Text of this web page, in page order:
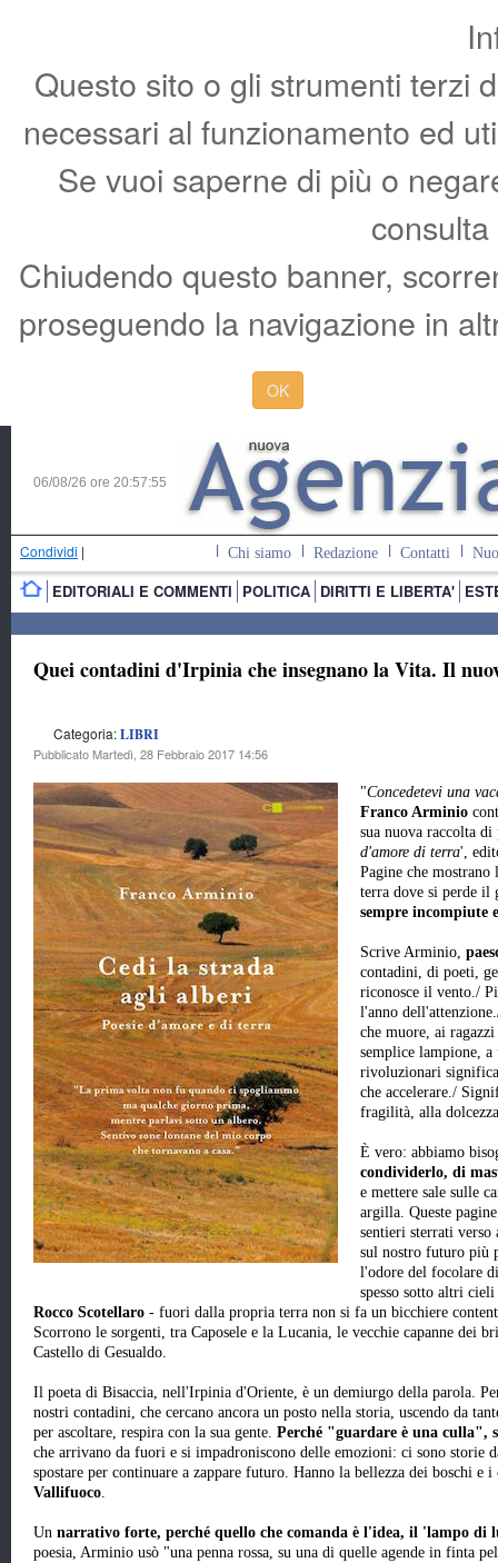
Questo sito o gli strumenti terzi
necessari al funzionamento ed
Se vuoi saperne di più o
Chiudendo questo banner,
proseguendo la navigazione in
OK
06/08/26 ore 20:57:56
Condividi | Chi siamo Redazione Contatti
EDITORIALI E COMMENTI POLITICA DIRITTI E LIBERTA'
Quei contadini d'Irpinia che insegnano la Vita. Il
Categoria:LIBRI
Pubblicato Martedì, 28 Febbraio 2017 14:56
"Concedetevi una
Franco Arminio
sua nuova raccolta di
d'amore di terra',
Pagine che
terra dove si perde
sempre incompiute
Scrive Arminio,
contadini, di poeti,
riconosce il vento./
l'anno
che muore, ai
semplice lampione, a
rivoluzionari
che accelerare./
fragilità, alla
È vero: abbiamo
condividerlo, di
e mettere sale sulle
argilla. Queste
sentieri sterrati verso
sul nostro futuro più
l'odore del focolare
spesso sotto altri
Rocco Scotellaro - fuori dalla propria terra non si fa un bicchiere
Scorrono le sorgenti, tra Caposele e la Lucania, le vecchie capanne dei
Castello di Gesualdo.
Il poeta di Bisaccia, nell'Irpinia d'Oriente, è un demiurgo della parola.
nostri contadini, che cercano ancora un posto nella storia, uscendo da
per ascoltare, respira con la sua gente. Perché "guardare è una culla",
che arrivano da fuori e si impadroniscono delle emozioni: ci sono storie
spostare per continuare a zappare futuro. Hanno la bellezza dei boschi
Vallifuoco.
Un narrativo forte, perché quello che comanda è l'idea, il 'lampo di
poesia, Arminio usò "una penna rossa, su una di quelle agende in finta